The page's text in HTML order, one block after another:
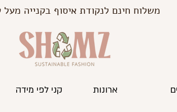
משלוח חינם לנקודת איסוף בקנייה מעל 350₪🤍
קני לפי מידה ארונות